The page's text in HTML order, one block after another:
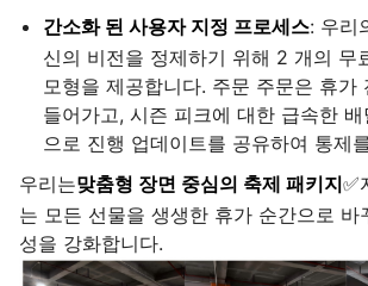
간소화 된 사용자 지정 프로세스: 우리
신의 비전을 정제하기 위해 2 개의 무
모형을 제공합니다. 주문 주문은 휴가
들어가고, 시즌 피크에 대한 급속한
으로 진행 업데이트를 공유하여 통제
우리는맞춤형 장면 중심의 축제 패키지✅
는 모든 선물을 생생한 휴가 순간으로 바
성을 강화합니다.